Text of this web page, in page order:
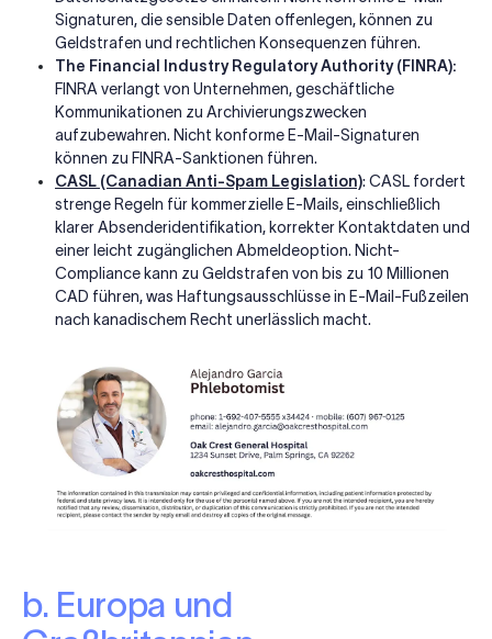
Signaturen, die sensible Daten offenlegen, können zu
Geldstrafen und rechtlichen Konsequenzen führen.
The Financial Industry Regulatory Authority (FINRA):
FINRA verlangt von Unternehmen, geschäftliche
Kommunikationen zu Archivierungszwecken
aufzubewahren. Nicht konforme E-Mail-Signaturen
können zu FINRA-Sanktionen führen.
CASL (Canadian Anti-Spam Legislation): CASL fordert
strenge Regeln für kommerzielle E-Mails, einschließlich
klarer Absenderidentifikation, korrekter Kontaktdaten und
einer leicht zugänglichen Abmeldeoption. Nicht-
Compliance kann zu Geldstrafen von bis zu 10 Millionen
CAD führen, was Haftungsausschlüsse in E-Mail-Fußzeilen
nach kanadischem Recht unerlässlich macht.
b. Europa und